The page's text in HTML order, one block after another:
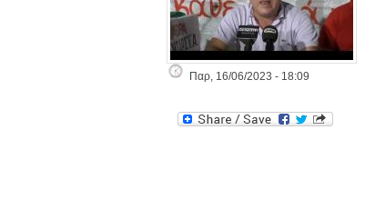
Παρ, 16/06/2023 - 18:09